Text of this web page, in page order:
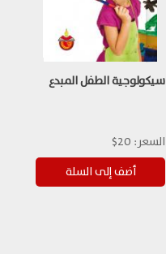
سيكولوجية الطفل المبدع
السعر: 20$